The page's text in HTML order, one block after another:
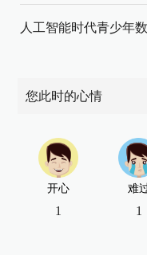
人工智能时代青少年
您此时的心情
开心
1
难
1